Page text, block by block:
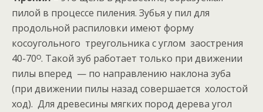
пилой в процессе пиления. Зубья у пил для
продольной распиловки имеют форму
косоугольного треугольника с углом заострения
40-70ᴼ. Такой зуб работает только при движении
пилы вперед — по направлению наклона зуба
(при движении пилы назад совершается холостой
ход). Для древесины мягких пород дерева угол